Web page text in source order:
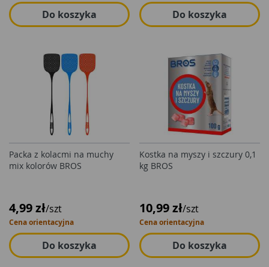
Do koszyka Do koszyka
Packa z kolacmi na muchy
mix kolorów BROS
4,99 zł/szt
Cena orientacyjna
Do koszyka
Kostka na myszy i szczury 0,1
kg BROS
10,99 zł/szt
Cena orientacyjna
Do koszyka